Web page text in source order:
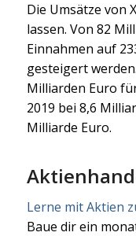
Die Umsätze von
lassen. Von 82
Einnahmen auf
gesteigert
Milliarden Euro
2019 bei 8,6
Milliarde Euro.
Lerne mit Aktien
Baue dir ein